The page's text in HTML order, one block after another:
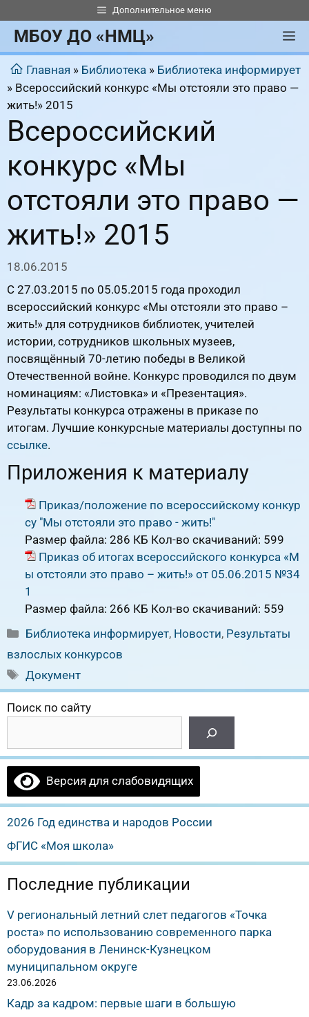
к
содержимому
Дополнительное меню
МБОУ ДО «НМЦ»
Главная » Библиотека » Библиотека информирует
» Всероссийский конкурс «Мы отстояли это право —
жить!» 2015
Всероссийский
конкурс «Мы
отстояли это право —
жить!» 2015
18.06.2015
С 27.03.2015 по 05.05.2015 года проходил
всероссийский конкурс «Мы отстояли это право –
жить!» для сотрудников библиотек, учителей
истории, сотрудников школьных музеев,
посвящённый 70-летию победы в Великой
Отечественной войне. Конкурс проводился по двум
номинациям: «Листовка» и «Презентация».
Результаты конкурса отражены в приказе по
итогам. Лучшие конкурсные материалы доступны по
ссылке.
Приложения к материалу
Приказ/положение по всероссийскому конкур
су "Мы отстояли это право - жить!"
Размер файла: 286 КБ Кол-во скачиваний: 599
Приказ об итогах всероссийского конкурса «М
ы отстояли это право – жить!» от 05.06.2015 №34
1
Размер файла: 266 КБ Кол-во скачиваний: 559
Рубрики
Библиотека информирует, Новости, Результаты
взлослых конкурсов
Метки
Документ
Поиск по сайту
Версия для слабовидящих
2026 Год единства и народов России
ФГИС «Моя школа»
Последние публикации
V региональный летний слет педагогов «Точка
роста» по использованию современного парка
оборудования в Ленинск-Кузнецком
муниципальном округе
23.06.2026
Кадр за кадром: первые шаги в большую